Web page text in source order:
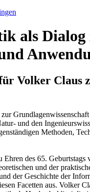
als Dialog
Volker Claus
und den
Methoden,
Ehren des 65. Geburtstags
und der
der Geschichte der
Facetten aus. Volker